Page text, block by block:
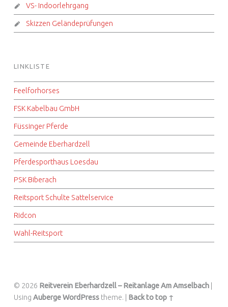
VS- Indoorlehrgang
Skizzen Geländeprüfungen
LINKLISTE
Feelforhorses
FSK Kabelbau GmbH
Füssinger Pferde
Gemeinde Eberhardzell
Pferdesporthaus Loesdau
PSK Biberach
Reitsport Schulte Sattelservice
Ridcon
Wahl-Reitsport
© 2026 Reitverein Eberhardzell – Reitanlage Am Amselbach
Using AubergeWordPresstheme. Back to top ↑